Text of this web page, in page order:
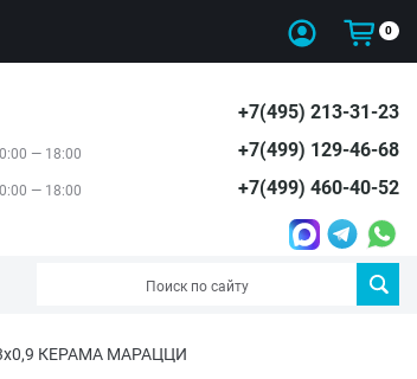
0
— 18:00
— 18:00
+7(495) 213-31-23
+7(499) 129-46-68
+7(499) 460-40-52
КЕРАМА МАРАЦЦИ